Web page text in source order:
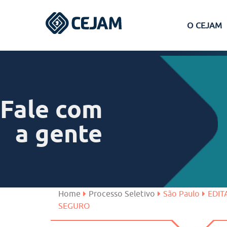
O CEJAM
Ferraz de Vasconcelos
São José dos Campos
Fale com
a gente
Home Processo Seletivo São Paulo
SEGURO